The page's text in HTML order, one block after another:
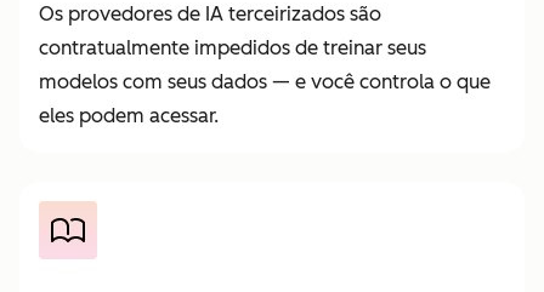
Os provedores de IA terceirizados são
contratualmente impedidos de treinar seus
modelos com seus dados — e você controla o que
eles podem acessar.